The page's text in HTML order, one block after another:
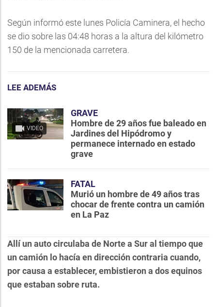
Según informó este lunes Policía Caminera, el hecho
se dio sobre las 04:48 horas a la altura del kilómetro
150 de la mencionada carretera.
LEE ADEMÁS
VIDEO
GRAVE
Hombre de 29 años fue baleado en
Jardines del Hipódromo y
permanece internado en estado
grave
FATAL
Murió un hombre de 49 años tras
chocar de frente contra un camión
en La Paz
Allí un auto circulaba de Norte a Sur al tiempo que
un camión lo hacía en dirección contraria cuando,
por causa a establecer, embistieron a dos equinos
que estaban sobre ruta.